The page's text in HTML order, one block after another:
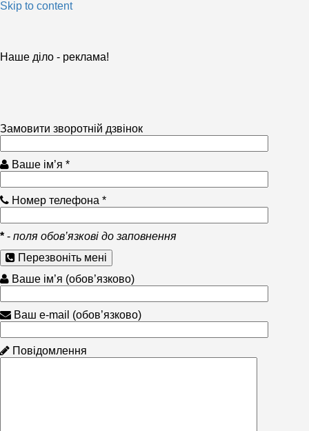
Skip to content
Наше діло - реклама!
Замовити зворотній дзвінок
Ваше ім’я *
Номер телефона *
* - поля обов’язкові до заповнення
Перезвоніть мені
Ваше ім’я (обов’язково)
Ваш e-mail (обов’язково)
Повідомлення